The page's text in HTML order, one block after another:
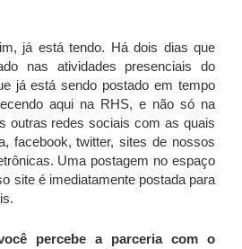
já está tendo. Há dois dias que
nas atividades presenciais do
já está sendo postado em tempo
aqui na RHS, e não só na
outras redes sociais com as quais
facebook, twitter, sites de nossos
Uma postagem no espaço
site é imediatamente postada para
percebe a parceria com o